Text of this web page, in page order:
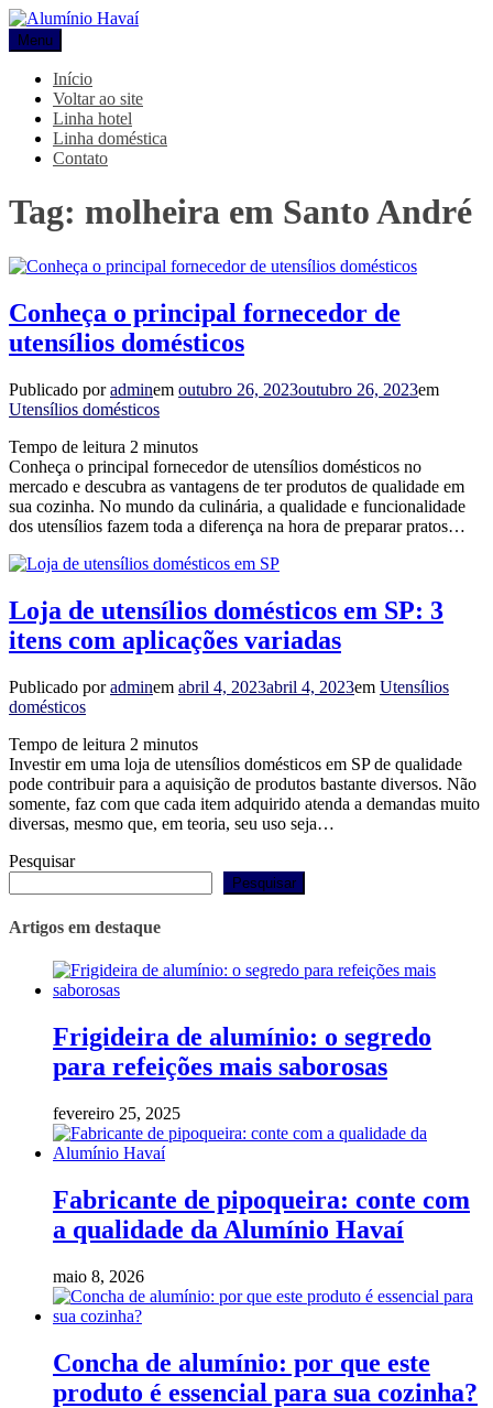
Pular
para
o
conteúdo
Alumínio Havaí
Blog Alumínio Havaí
Menu
Início
Voltar ao site
Linha hotel
Linha doméstica
Contato
Tag: molheira em Santo André
Conheça o principal fornecedor de
utensílios domésticos
Publicado poradminem outubro 26, 2023outubro 26, 2023em
Utensílios domésticos
Tempo de leitura 2 minutos
Conheça o principal fornecedor de utensílios domésticos no
mercado e descubra as vantagens de ter produtos de qualidade em
sua cozinha. No mundo da culinária, a qualidade e funcionalidade
dos utensílios fazem toda a diferença na hora de preparar pratos…
Loja de utensílios domésticos em SP: 3
itens com aplicações variadas
Publicado poradminem abril 4, 2023abril 4, 2023em Utensílios
domésticos
Tempo de leitura 2 minutos
Investir em uma loja de utensílios domésticos em SP de qualidade
pode contribuir para a aquisição de produtos bastante diversos. Não
somente, faz com que cada item adquirido atenda a demandas muito
diversas, mesmo que, em teoria, seu uso seja…
Pesquisar
Pesquisar
Artigos em destaque
Frigideira de alumínio: o segredo
para refeições mais saborosas
fevereiro 25, 2025
Fabricante de pipoqueira: conte com
a qualidade da Alumínio Havaí
maio 8, 2026
Concha de alumínio: por que este
produto é essencial para sua cozinha?